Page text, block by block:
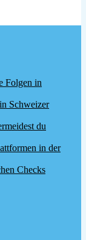
Folgen in
Schweizer
du
in der
Checks